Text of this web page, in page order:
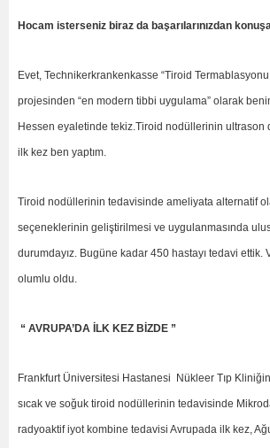
Hocam isterseniz biraz da başarılarınızdan
Evet, Technikerkrankenkasse “Tiroid Termablasyonu
projesinden “en modern tibbi uygulama” olarak
Hessen eyaletinde tekiz.Tiroid nodüllerinin ultrason
ilk kez ben yaptım.
Tiroid nodüllerinin tedavisinde ameliyata alternatif
seçeneklerinin geliştirilmesi ve uygulanmasında
durumdayız. Bugüne kadar 450 hastayı tedavi ettik.
olumlu oldu.
“ AVRUPA’DA İLK KEZ BİZDE ”
Frankfurt Üniversitesi Hastanesi Nükleer Tıp
sıcak ve soğuk tiroid nodüllerinin tedavisinde
radyoaktif iyot kombine tedavisi Avrupada ilk kez,